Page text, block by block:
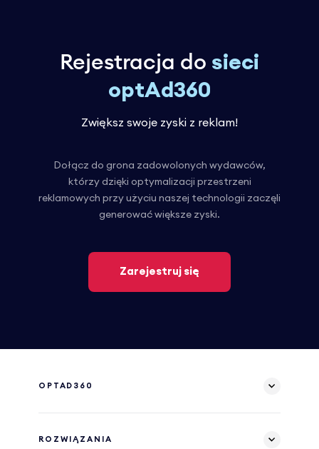
Rejestracja do sieci
optAd360
Zwiększ swoje zyski z reklam!
Dołącz do grona zadowolonych wydawców,
którzy dzięki optymalizacji przestrzeni
reklamowych przy użyciu naszej technologii zaczęli
generować większe zyski.
Zarejestruj się
OPTAD360
ROZWIĄZANIA